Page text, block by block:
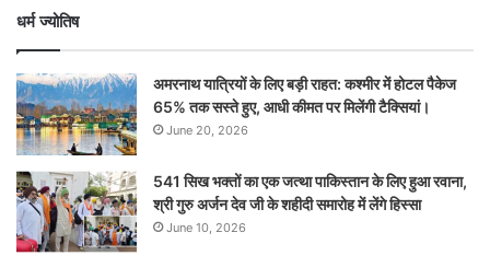
धर्म ज्योतिष
अमरनाथ यात्रियों के लिए बड़ी राहत: कश्मीर में होटल पैकेज
65% तक सस्ते हुए, आधी कीमत पर मिलेंगी टैक्सियां।
June 20, 2026
541 सिख भक्तों का एक जत्था पाकिस्तान के लिए हुआ रवाना,
श्री गुरु अर्जन देव जी के शहीदी समारोह में लेंगे हिस्सा
June 10, 2026